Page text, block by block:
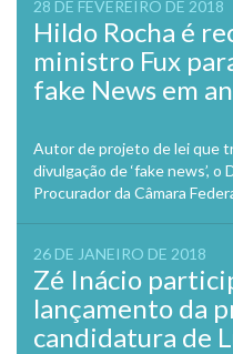
28 DE FEVEREIRO DE 2018
Hildo Rocha é
ministro Fux
fake News em
Autor de projeto de lei que
divulgação de ‘fake news’, o
Procurador da Câmara
26 DE JANEIRO DE 2018
Zé Inácio
lançamento da
candidatura de